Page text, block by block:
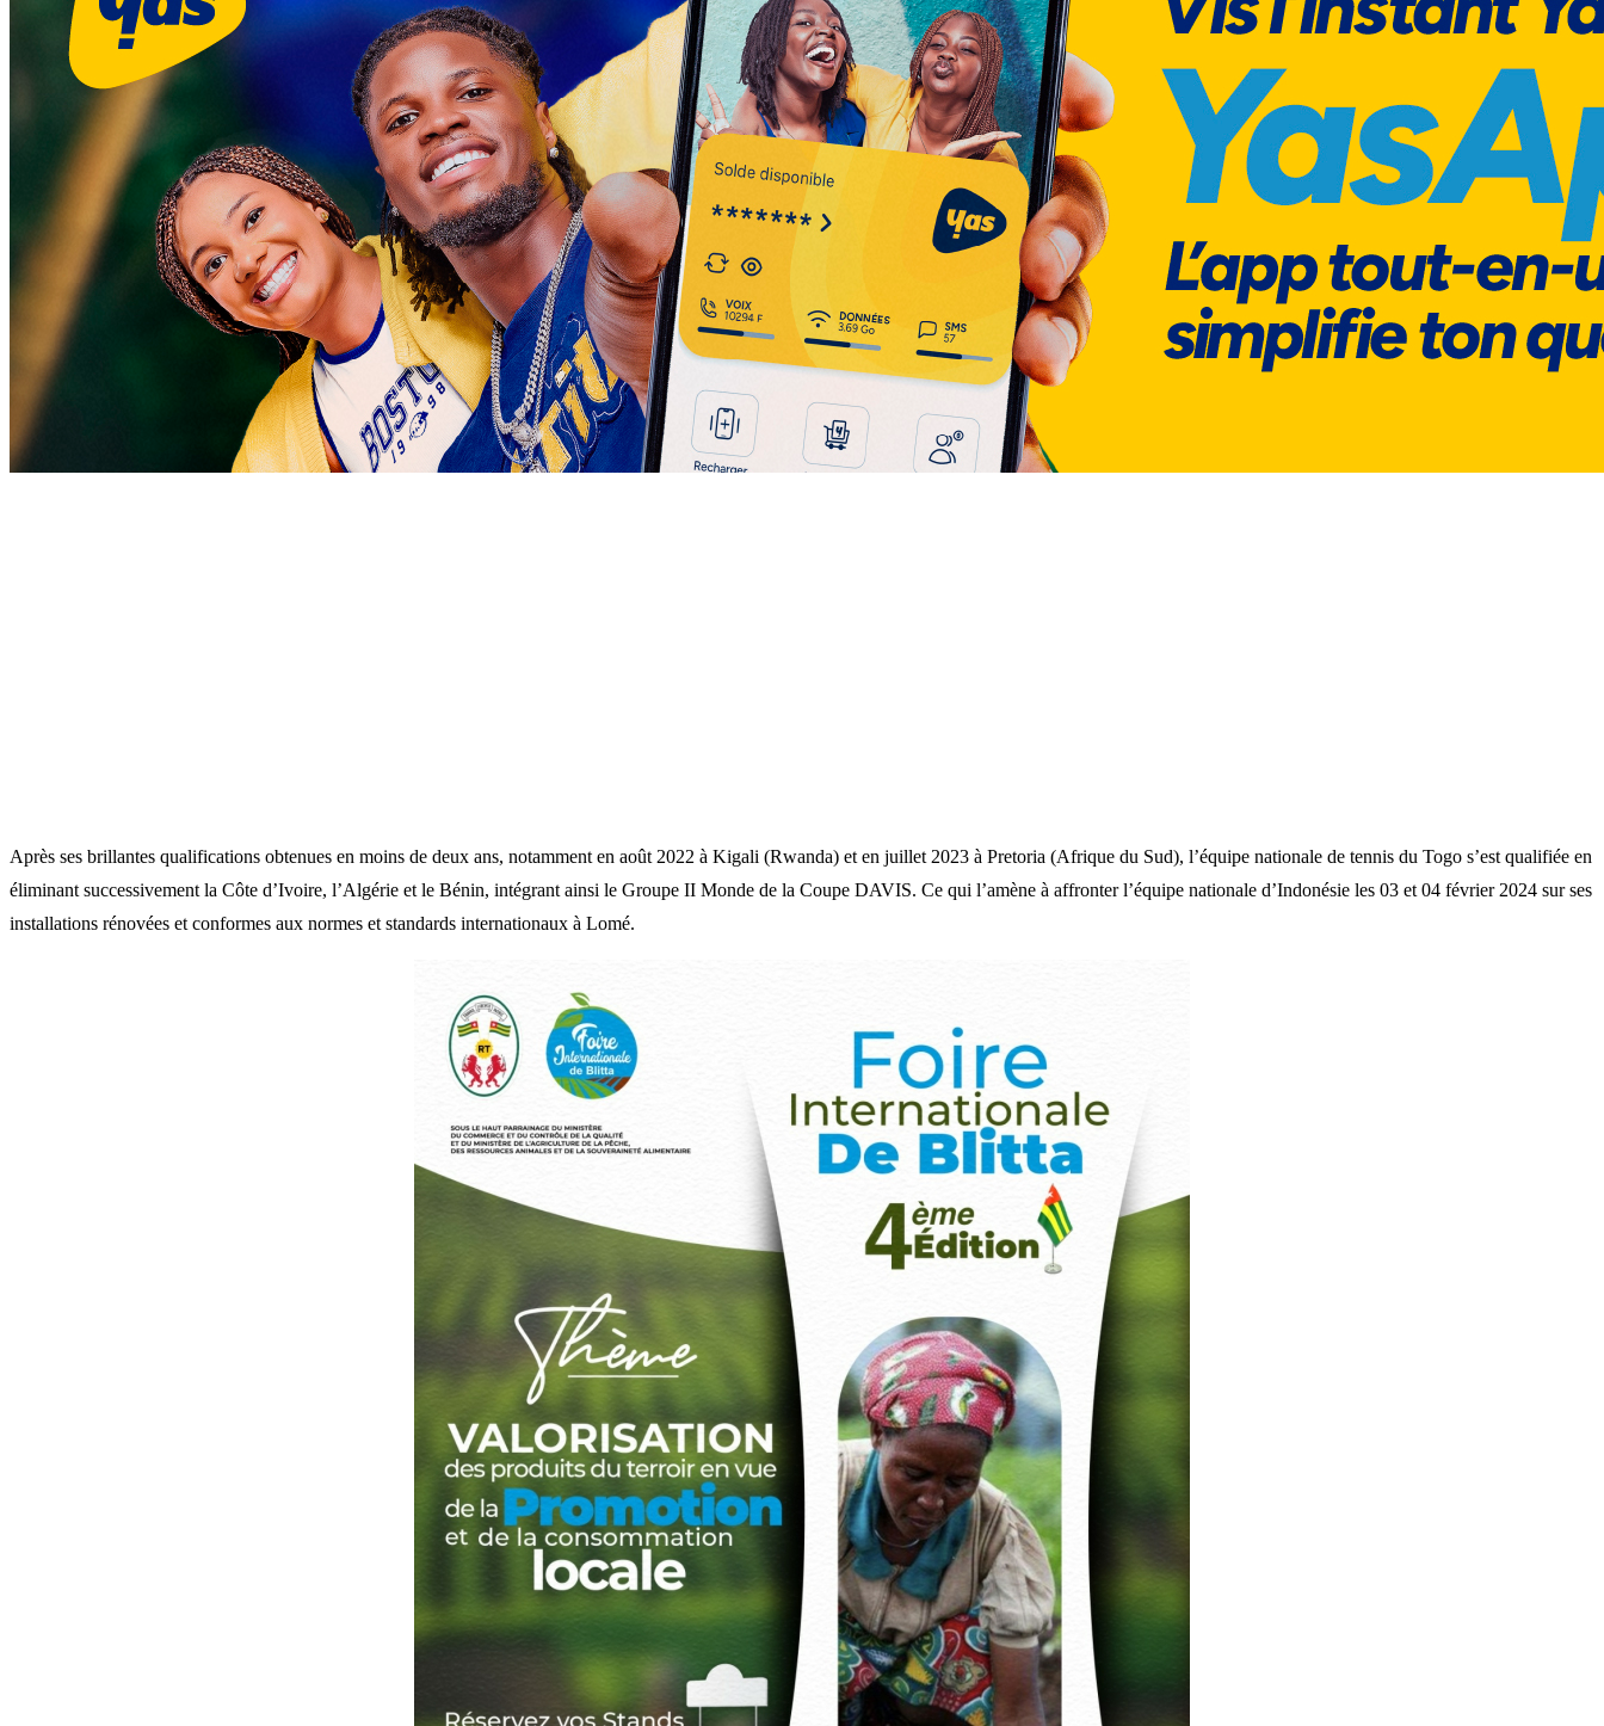
Après ses brillantes qualifications obtenues en moins de deux ans, notamment en août 2022 à Kigali (Rwanda) et en juillet 2023 à Pretoria (Afrique du Sud), l’équipe nationale de tennis du Togo s’est qualifiée en
éliminant successivement la Côte d’Ivoire, l’Algérie et le Bénin, intégrant ainsi le Groupe II Monde de la Coupe DAVIS. Ce qui l’amène à affronter l’équipe nationale d’Indonésie les 03 et 04 février 2024 sur ses
installations rénovées et conformes aux normes et standards internationaux à Lomé.